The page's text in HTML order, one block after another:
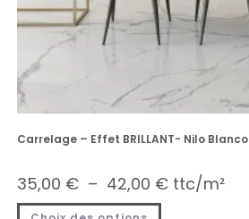
Carrelage – Effet BRILLANT- Nilo Blanco
35,00 € – 42,00 € ttc/m²